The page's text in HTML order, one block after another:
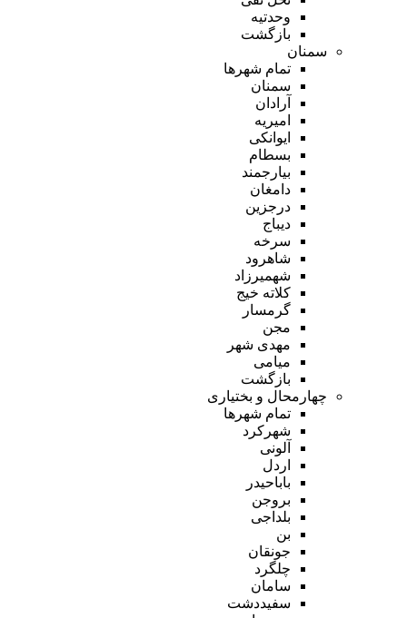
وحدتیه
بازگشت
سمنان
تمام شهر‌ها
سمنان
آرادان
امیریه
ایوانکی
بسطام
بیارجمند
دامغان
درجزین
دیباج
سرخه
شاهرود
شهمیرزاد
کلاته خیج
گرمسار
مجن
مهدی شهر
میامی
بازگشت
چهارمحال و بختیاری
تمام شهر‌ها
شهرکرد
آلونی
اردل
باباحیدر
بروجن
بلداجی
بن
جونقان
چلگرد
سامان
سفیددشت